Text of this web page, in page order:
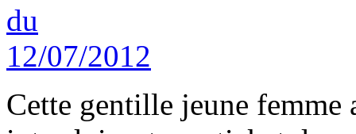
Cette gentille jeune